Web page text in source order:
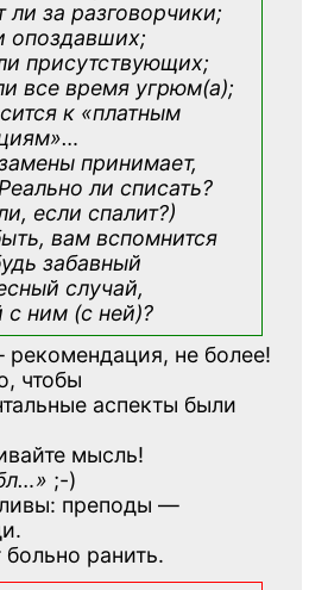
ли за разговорчики;
опоздавших;
присутствующих;
все время угрюм(а);
к «платным
…
принимает,
ли списать?
если спалит?)
вам вспомнится
забавный
случай,
с ним (с ней)?
не более!
чтобы
аспекты были
мысль!
;-)
преподы —
ранить.